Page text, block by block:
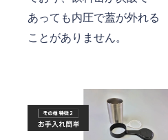
あっても内圧で蓋が外れる
ことがありません。